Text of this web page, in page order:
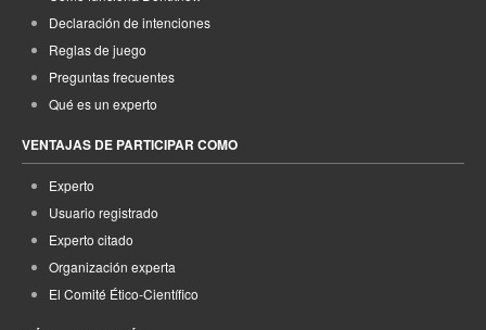
Declaración de intenciones
Reglas de juego
Preguntas frecuentes
Qué es un experto
VENTAJAS DE PARTICIPAR COMO
Experto
Usuario registrado
Experto citado
Organización experta
El Comité Ético-Científico